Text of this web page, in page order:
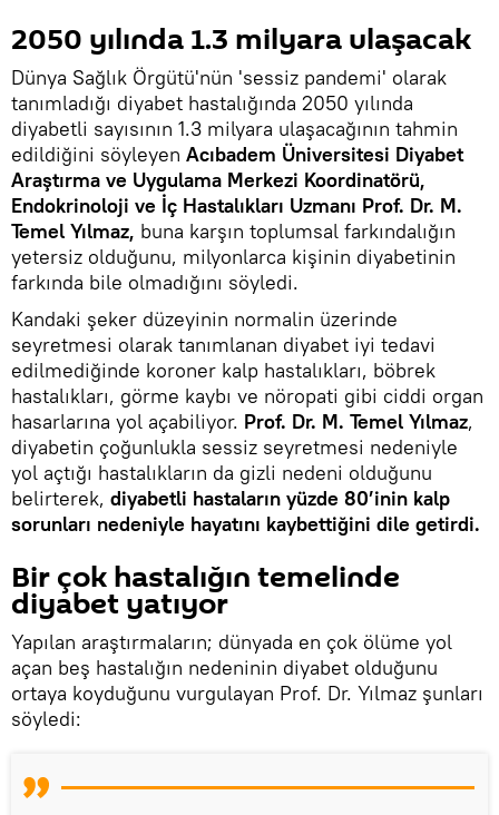
2050 yılında 1.3 milyara ulaşacak
Dünya Sağlık Örgütü'nün 'sessiz pandemi' olarak
tanımladığı diyabet hastalığında 2050 yılında
diyabetli sayısının 1.3 milyara ulaşacağının tahmin
edildiğini söyleyen Acıbadem Üniversitesi Diyabet
Araştırma ve Uygulama Merkezi Koordinatörü,
Endokrinoloji ve İç Hastalıkları Uzmanı Prof. Dr. M.
Temel Yılmaz, buna karşın toplumsal farkındalığın
yetersiz olduğunu, milyonlarca kişinin diyabetinin
farkında bile olmadığını söyledi.
Kandaki şeker düzeyinin normalin üzerinde
seyretmesi olarak tanımlanan diyabet iyi tedavi
edilmediğinde koroner kalp hastalıkları, böbrek
hastalıkları, görme kaybı ve nöropati gibi ciddi organ
hasarlarına yol açabiliyor. Prof. Dr. M. Temel Yılmaz,
diyabetin çoğunlukla sessiz seyretmesi nedeniyle
yol açtığı hastalıkların da gizli nedeni olduğunu
belirterek, diyabetli hastaların yüzde 80’inin kalp
sorunları nedeniyle hayatını kaybettiğini dile getirdi.
Bir çok hastalığın temelinde
diyabet yatıyor
Yapılan araştırmaların; dünyada en çok ölüme yol
açan beş hastalığın nedeninin diyabet olduğunu
ortaya koyduğunu vurgulayan Prof. Dr. Yılmaz şunları
söyledi: